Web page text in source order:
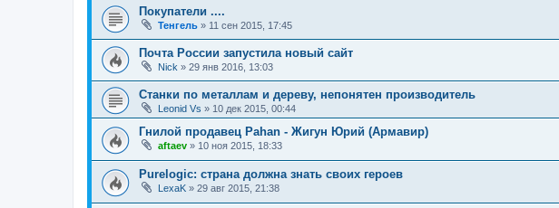
Покупатели ....
Тенгель » 11 сен 2015, 17:45
Почта России запустила новый сайт
Nick » 29 янв 2016, 13:03
Станки по металлам и дереву, непонятен производитель
Leonid Vs » 10 дек 2015, 00:44
Гнилой продавец Pahan - Жигун Юрий (Армавир)
aftaev » 10 ноя 2015, 18:33
Purelogic: страна должна знать своих героев
LexaK » 29 авг 2015, 21:38